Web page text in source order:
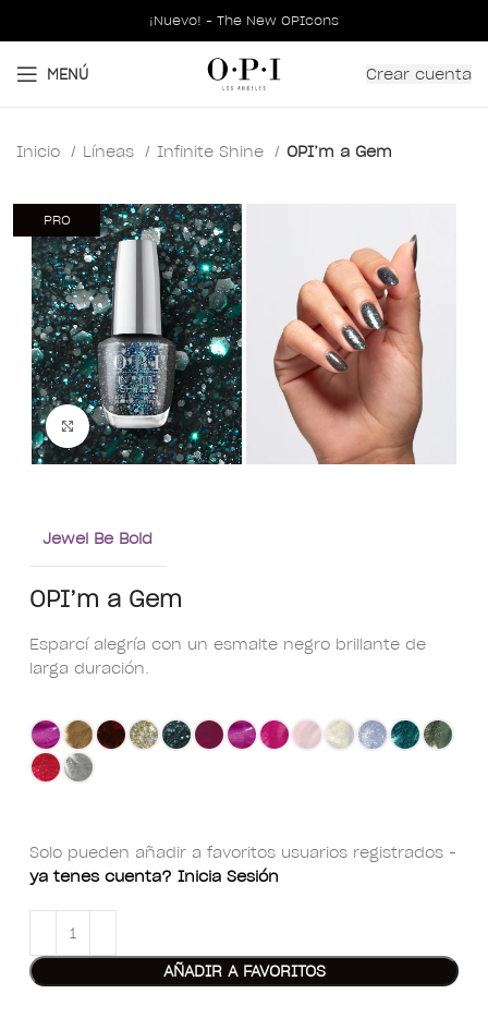
¡Nuevo! - The New OPIcons
MENÚ Crear cuenta
Inicio Líneas Infinite Shine OPI’m a Gem
Clic para ampliar
PRO
Jewel Be Bold
OPI’m a Gem
Esparcí alegría con un esmalte negro brillante de
larga duración.
Solo pueden añadir a favoritos usuarios registrados -
ya tenes cuenta? Inicia Sesión
AÑADIR A FAVORITOS